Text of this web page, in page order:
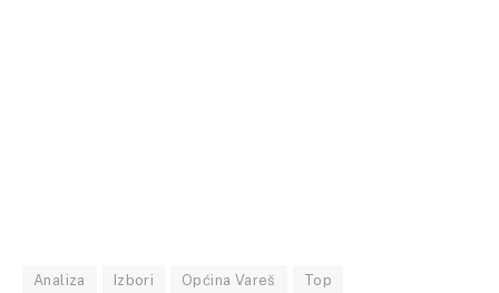
Analiza Izbori Općina Vareš Top